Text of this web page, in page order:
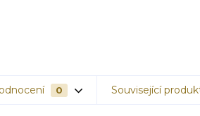
0 Související